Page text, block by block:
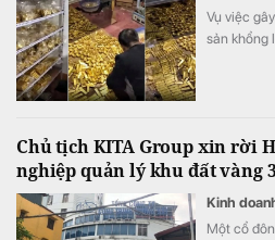
Vụ việc
sản khổng
Chủ tịch KITA Group xin rời
nghiệp quản lý khu đất vàng
Kinh
Một cổ